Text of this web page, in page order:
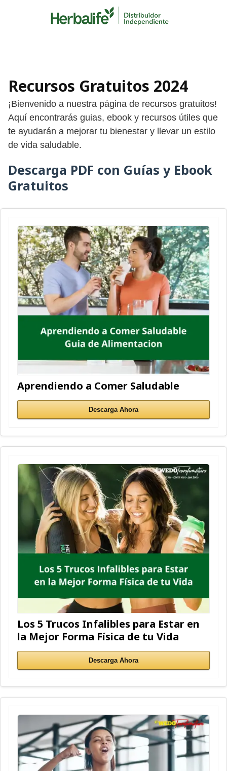
Recursos Gratuitos 2024
¡Bienvenido a nuestra página de recursos gratuitos!
Aquí encontrarás guias, ebook y recursos útiles que
te ayudarán a mejorar tu bienestar y llevar un estilo
de vida saludable.
Descarga PDF con Guías y Ebook
Gratuitos
Aprendiendo a Comer Saludable
Descarga Ahora
Los 5 Trucos Infalibles para Estar en
la Mejor Forma Física de tu Vida
Descarga Ahora